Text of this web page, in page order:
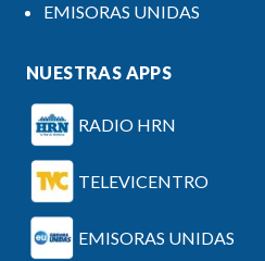
EMISORAS UNIDAS
NUESTRAS APPS
RADIO HRN
TELEVICENTRO
EMISORAS UNIDAS